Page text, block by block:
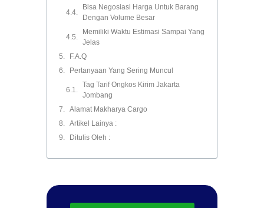
Bisa Negosiasi Harga Untuk Barang
Dengan Volume Besar
Memiliki Waktu Estimasi Sampai Yang
Jelas
F.A.Q
Pertanyaan Yang Sering Muncul
Tag Tarif Ongkos Kirim Jakarta
Jombang
Alamat Makharya Cargo
Artikel Lainya :
Ditulis Oleh :